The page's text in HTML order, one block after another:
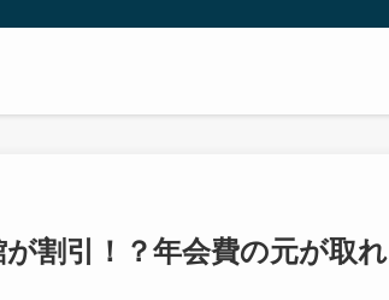
割引！？年会費の元が取れ